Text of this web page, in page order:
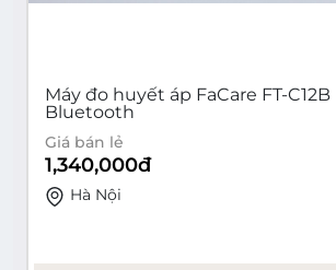
Máy đo huyết áp FaCare FT-
Bluetooth
Giá bán lẻ
1,340,000đ
Hà Nội